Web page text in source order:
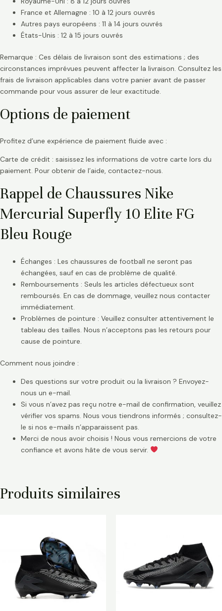
France et Allemagne : 10 à 12 jours ouvrés
Autres pays européens : 11 à 14 jours ouvrés
États-Unis : 12 à 15 jours ouvrés
Remarque : Ces délais de livraison sont des estimations ; des
circonstances imprévues peuvent affecter la livraison. Consultez les
frais de livraison applicables dans votre panier avant de passer
commande pour vous assurer de leur exactitude.
Options de paiement
Profitez d’une expérience de paiement fluide avec :
Carte de crédit : saisissez les informations de votre carte lors du
paiement. Pour obtenir de l’aide, contactez-nous.
Rappel de Chaussures Nike
Mercurial Superfly 10 Elite FG
Bleu Rouge
Échanges : Les chaussures de football ne seront pas
échangées, sauf en cas de problème de qualité.
Remboursements : Seuls les articles défectueux sont
remboursés. En cas de dommage, veuillez nous contacter
immédiatement.
Problèmes de pointure : Veuillez consulter attentivement le
tableau des tailles. Nous n’acceptons pas les retours pour
cause de pointure.
Comment nous joindre :
Des questions sur votre produit ou la livraison ? Envoyez-
nous un e-mail.
Si vous n’avez pas reçu notre e-mail de confirmation, veuillez
vérifier vos spams. Nous vous tiendrons informés ; consultez-
le si nos e-mails n’apparaissent pas.
Merci de nous avoir choisis ! Nous vous remercions de votre
confiance et avons hâte de vous servir.
Produits similaires